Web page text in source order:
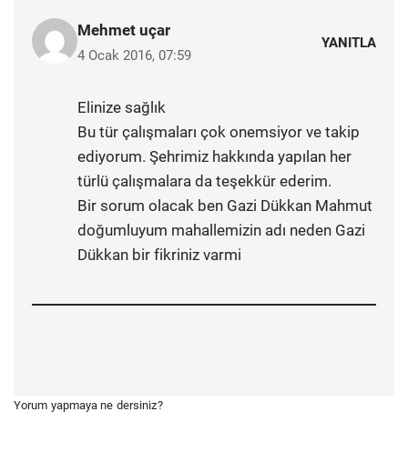
Mehmet uçar
4 Ocak 2016, 07:59
YANITLA
Elinize sağlık
Bu tür çalışmaları çok onemsiyor ve takip
ediyorum. Şehrimiz hakkında yapılan her
türlü çalışmalara da teşekkür ederim.
Bir sorum olacak ben Gazi Dükkan Mahmut
doğumluyum mahallemizin adı neden Gazi
Dükkan bir fikriniz varmi
Yorum yapmaya ne dersiniz?